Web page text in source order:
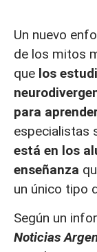
Un nuevo
de los mitos
que los
para
especialistas
está en los
enseñanza
un único tipo
Según un
Noticias